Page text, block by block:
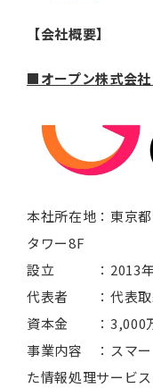
【会社概要】
■オープン株式会
本社所在地：東京
タワー8F
設立 ：2013年
代表者 ：代表取
資本金 ：3,000
事業内容 ：スマー
た情報処理サービ